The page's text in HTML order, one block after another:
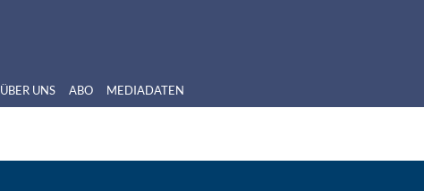
ÜBER UNS ABO MEDIADATEN